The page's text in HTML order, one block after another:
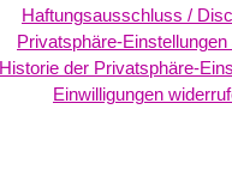
Haftungsausschluss /
Privatsphäre-Einstellungen
Historie der Privatsphäre-
Einwilligungen